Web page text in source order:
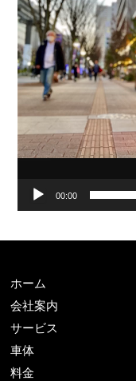
ヤ
ー
00:00
ホーム
会社案内
サービス
車体
料金